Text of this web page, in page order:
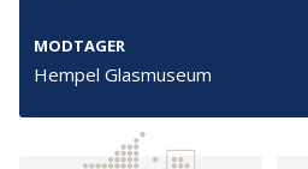
MODTAGER
Hempel Glasmuseum
Tilmeld nyhedsbrev
De seneste nyheder om
aktiviteter direkte i din indbakke.